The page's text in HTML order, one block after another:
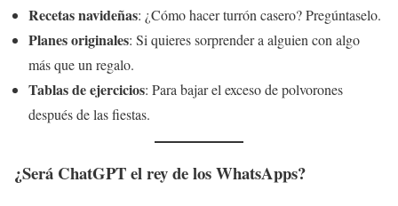
Recetas navideñas: ¿Cómo hacer turrón casero? Pregúntaselo.
Planes originales: Si quieres sorprender a alguien con algo
más que un regalo.
Tablas de ejercicios: Para bajar el exceso de polvorones
después de las fiestas.
¿Será ChatGPT el rey de los WhatsApps?